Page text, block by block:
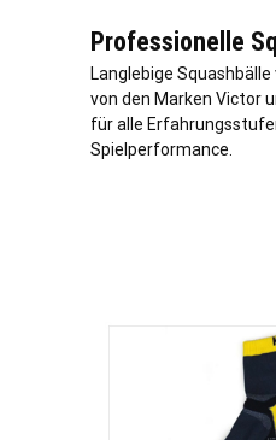
Professionelle
Langlebige
von den Marken Victor
für alle
Spielperformance.